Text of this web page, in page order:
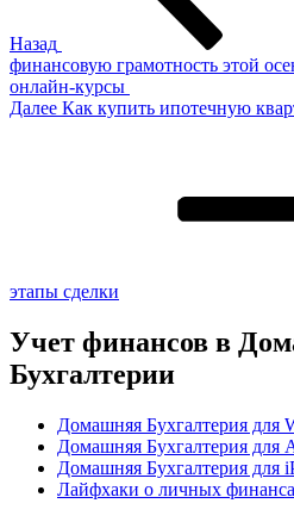
Назад
финансовую грамотность этой
онлайн-курсы
Следующая
Далее Как купить ипотечную
этапы сделки
Учет финансов в
Бухгалтерии
Домашняя Бухгалтерия для
Домашняя Бухгалтерия для
Домашняя Бухгалтерия для
Лайфхаки о личных